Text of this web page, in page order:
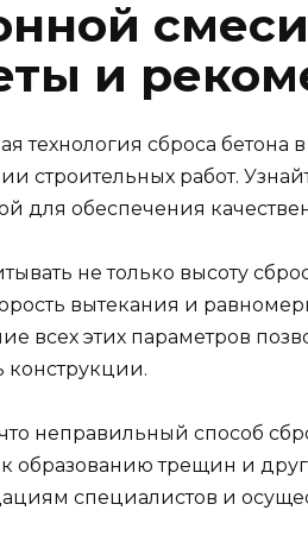
и
технология сброса
строительных работ.
для обеспечения
не только высоту
вытекания и
всех этих параметров
конструкции.
неправильный способ
образованию трещин и
специалистов и